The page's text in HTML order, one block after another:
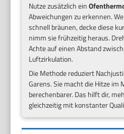
Nutze zusätzlich ein
Abweichungen zu erkennen.
schnell bräunen, decke diese
nimm sie frühzeitig heraus.
Achte auf einen Abstand
Luftzirkulation.
Die Methode reduziert
Garens. Sie macht die Hitze im
berechenbarer. Das hilft dir,
gleichzeitig mit konstanter